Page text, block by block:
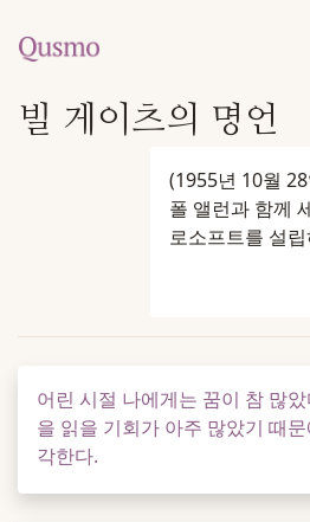
빌 게이츠의 명언
(1955년 10월
폴 앨런과 함께
로소프트를 설
어린 시절 나에게는 꿈이 참 많
을 읽을 기회가 아주 많았기 때
각한다.